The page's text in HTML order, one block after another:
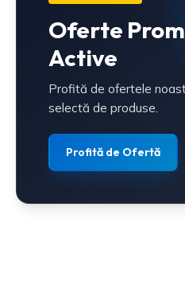
Oferte
Active
Profită de ofertele
selectă de produse.
Profită de Ofertă